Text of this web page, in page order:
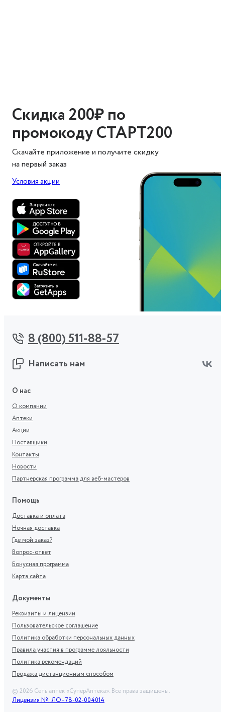
Скидка 200₽ по
промокоду СТАРТ200
Скачайте приложение и получите скидку
на первый заказ
Условия акции
8 (800) 511-88-57
Написать нам
О нас
О компании
Аптеки
Акции
Поставщики
Контакты
Новости
Партнерская программа для веб-мастеров
Помощь
Доставка и оплата
Ночная доставка
Где мой заказ?
Вопрос-ответ
Бонусная программа
Карта сайта
Документы
Реквизиты и лицензии
Пользовательское соглашение
Политика обработки персональных данных
Правила участия в программе лояльности
Политика рекомендаций
Продажа дистанционным способом
© 2026 Сеть аптек «СуперАптека». Все права защищены.
Лицензия №: ЛО–78-02-004014